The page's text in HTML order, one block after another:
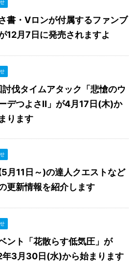
書・Vロンが付属するファンブ
12月7日に発売されますよ
討伐タイムアタック「悲愴のウ
デつよさⅡ」が4月17日(木)か
ります
月11日～)の達人クエストなど
更新情報を紹介します
ント「花散らす低気圧」が
3月30日(水)から始まります